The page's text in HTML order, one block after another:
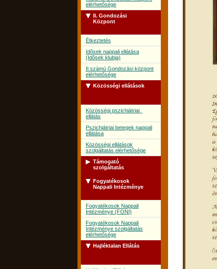
elérhetősége
II. Gondozási
Központ
Étkeztetés
Idõsek nappali ellátása
(Idõsek klubja)
II.számú Gondozási központ
elérhetősége
Közösségi ellátások
Közösségi pszichiátriai
ellátás
Pszichiátriai betegek nappali
ellátása
Közösségi ellátások
szolgáltatás elérhetősége
Támogató
szolgáltatás
Támogató szolgálat
szolgáltatás elérhetősége
Fogyatékosok
Nappali Intézménye
Fogyatékosok Nappali
Intézménye (FONI)
Fogyatékosok Nappali
Intézménye szolgáltatás
elérhetősége
Hajléktalan Ellátás